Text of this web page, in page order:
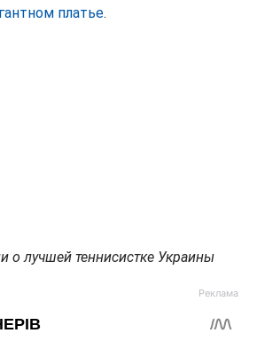
платье.
о лучшей теннисистке Украины